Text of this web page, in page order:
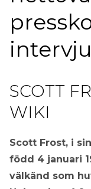
SCOTT
WIKI
Scott Frost, i
född 4 januari
välkänd som